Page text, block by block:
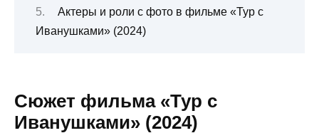
Актеры и роли с фото в фильме «Тур с
Иванушками» (2024)
Сюжет фильма «Тур с
Иванушками» (2024)